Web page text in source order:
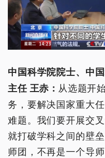
中国科学院院士、中
主任 王赤： 从选题开
务，要解决国家重大
难题。我们要开展交
就打破学科之间的壁
师团，不再是一个导